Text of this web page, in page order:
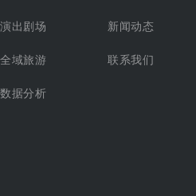
演出剧场
全域旅游
数据分析
新闻动态
联系我们